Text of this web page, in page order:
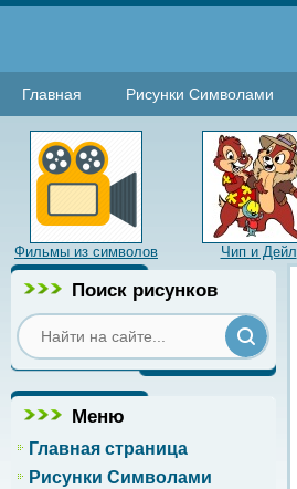
Главная Рисунки Символами
Фильмы из символов Чип и Дейл
Поиск рисунков
Меню
Главная страница
Рисунки Символами